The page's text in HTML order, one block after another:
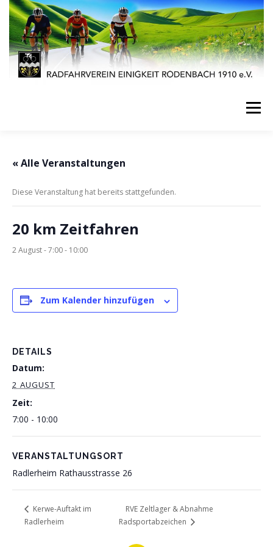
Zum
Inhalt
springen
Menü
VEREINSLEBEN
IMPRESSUM
« Alle Veranstaltungen
Diese Veranstaltung hat bereits stattgefunden.
20 km Zeitfahren
2 August - 7:00- 10:00
Zum Kalender hinzufügen
DETAILS
Datum:
2 AUGUST
Zeit:
7:00 - 10:00
VERANSTALTUNGSORT
Radlerheim Rathausstrasse 26
Kerwe-Auftakt im
Radlerheim
RVE Zeltlager & Abnahme
Radsportabzeichen